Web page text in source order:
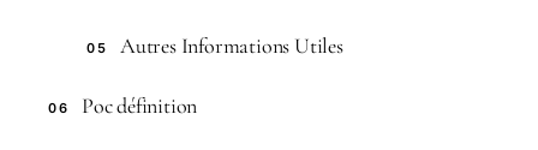
05 Autres Informations Utiles
06 Poc définition